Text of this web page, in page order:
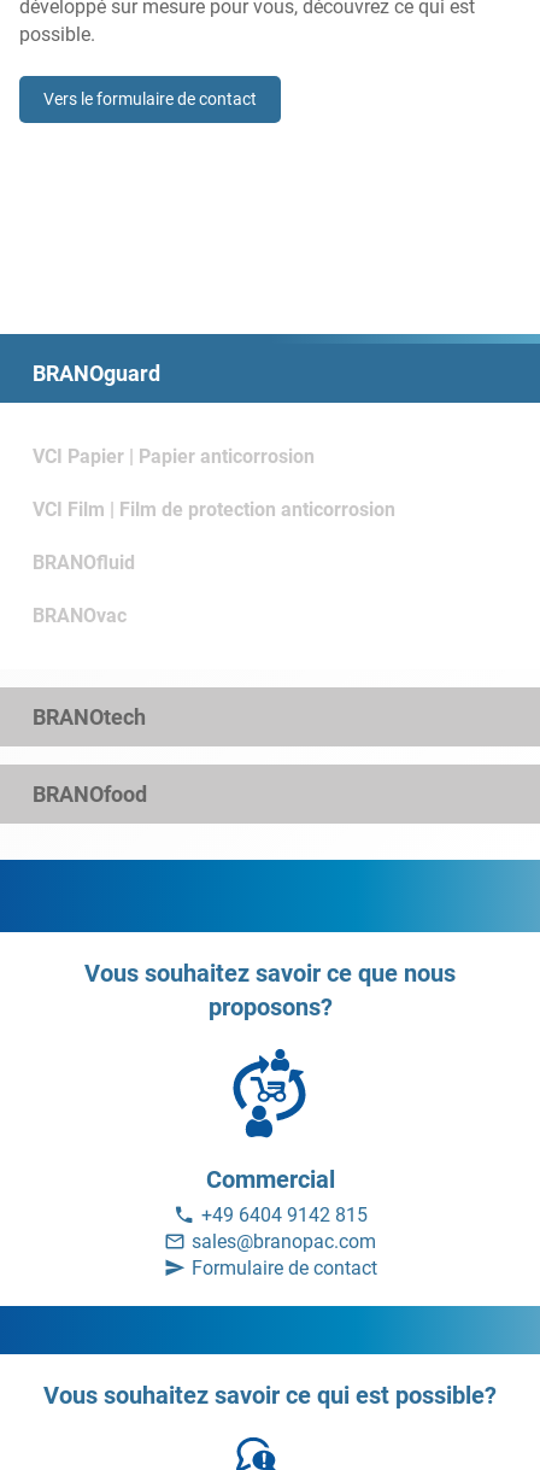
développé sur mesure pour vous, découvrez ce qui est
possible.
Vers le formulaire de contact
BRANOguard
VCI Papier | Papier anticorrosion
VCI Film | Film de protection anticorrosion
BRANOfluid
BRANOvac
BRANOtech
BRANOfood
Vous souhaitez savoir ce que nous
proposons?
Commercial
+49 6404 9142 815
sales@branopac.com
Formulaire de contact
Vous souhaitez savoir ce qui est possible?